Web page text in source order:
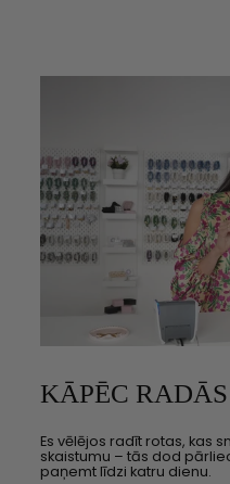
KĀPĒC
Es vēlējos radīt rotas, kas
skaistumu – tās dod
paņemt līdzi katru dienu.